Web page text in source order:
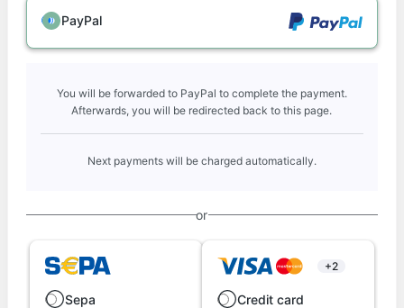
PayPal
You will be forwarded to PayPal to complete the payment.
Afterwards, you will be redirected back to this page.
Next payments will be charged automatically.
or
Sepa
+2
Credit card